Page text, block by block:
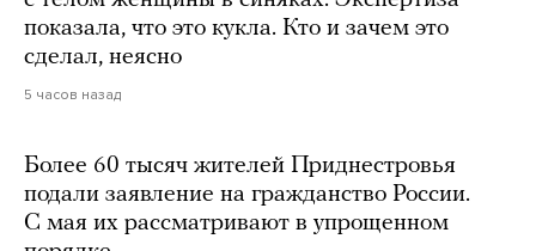
показала, что это кукла. Кто и зачем это
сделал, неясно
5 часов назад
Более 60 тысяч жителей Приднестровья
подали заявление на гражданство России.
С мая их рассматривают в упрощенном